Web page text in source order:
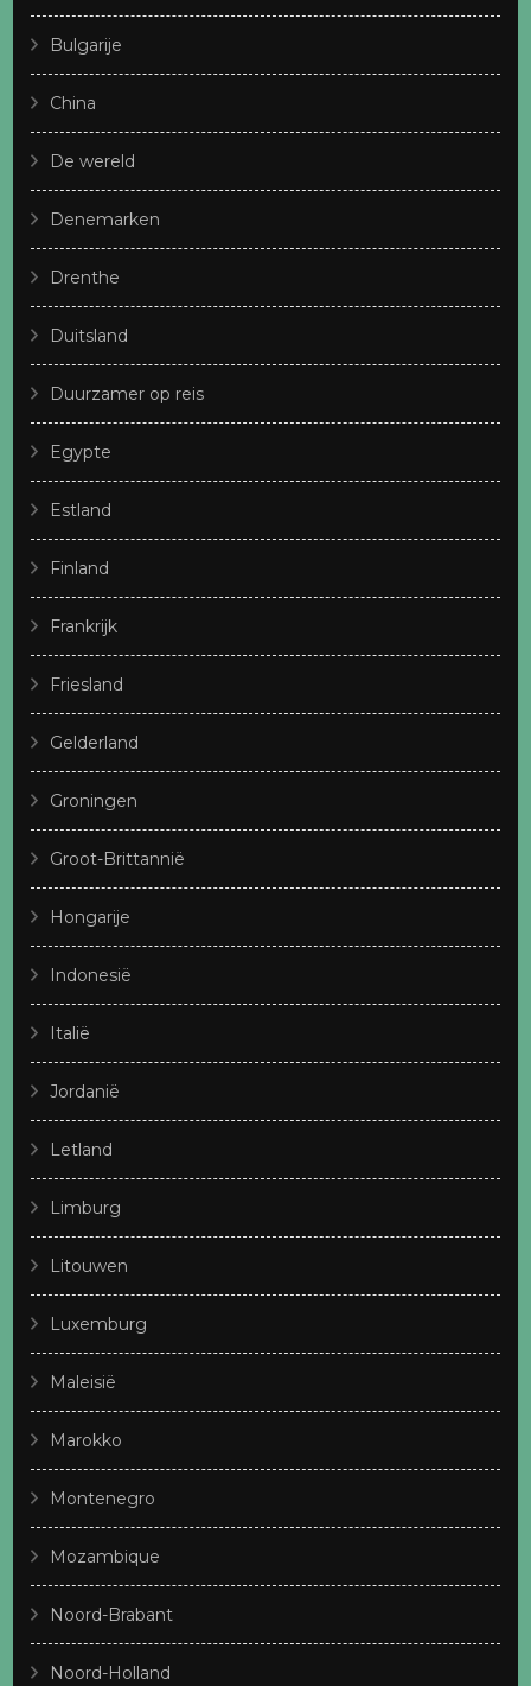
Bulgarije
China
De wereld
Denemarken
Drenthe
Duitsland
Duurzamer op reis
Egypte
Estland
Finland
Frankrijk
Friesland
Gelderland
Groningen
Groot-Brittannië
Hongarije
Indonesië
Italië
Jordanië
Letland
Limburg
Litouwen
Luxemburg
Maleisië
Marokko
Montenegro
Mozambique
Noord-Brabant
Noord-Holland